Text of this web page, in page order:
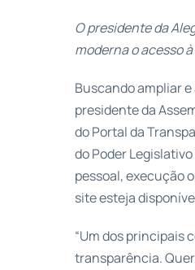
O presidente da
moderna o acesso
Buscando ampliar
presidente da
do Portal da
do Poder
pessoal, execução
site esteja
“Um dos principais
transparência.